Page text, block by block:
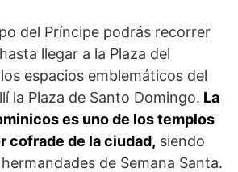
del Príncipe podrás recorrer
llegar a la Plaza del
espacios emblemáticos del
la Plaza de Santo Domingo. La
es uno de los templos
cofrade de la ciudad, siendo
de Semana Santa.